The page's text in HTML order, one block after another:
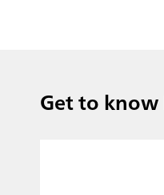
Get to know